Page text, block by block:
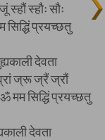
स्हौं स्हौः सौः
सिद्धिं प्रयच्छतु
देवता
ज्रू ज्रैं ज्रौं
मम सिद्धिं प्रयच्छतु
देवता